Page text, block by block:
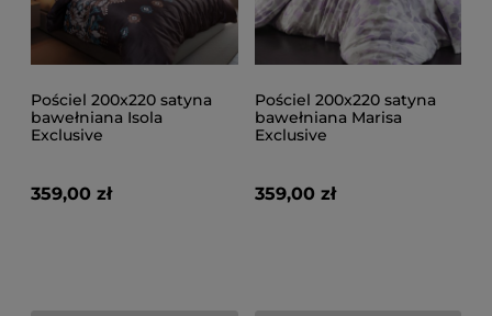
Pościel 200x220 satyna
bawełniana Isola
Exclusive
359,00 zł
Pościel 200x220 satyna
bawełniana Marisa
Exclusive
359,00 zł